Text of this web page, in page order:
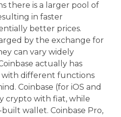
there is a larger pool of
in faster
better prices.
by the exchange for
can vary widely
actually has
different functions
Coinbase (for iOS and
crypto with fiat, while
wallet. Coinbase Pro,